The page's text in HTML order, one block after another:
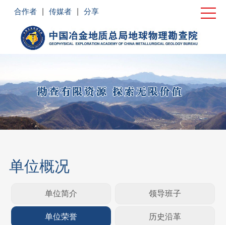
合作者 传媒者 分享
单位概况
新闻中心
党建工作
业务领域
企业文化
单位概况
单位简介 领导班子
单位荣誉 历史沿革